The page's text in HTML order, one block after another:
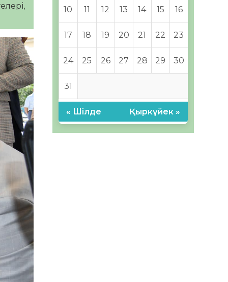
10 11 12 13 14 15 16
17 18 19 20 21 22 23
24 25 26 27 28 29 30
31
« Шілде Қыркүйек »